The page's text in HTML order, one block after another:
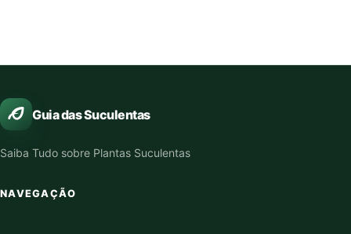
Guia das Suculentas
Saiba Tudo sobre Plantas Suculentas
NAVEGAÇÃO